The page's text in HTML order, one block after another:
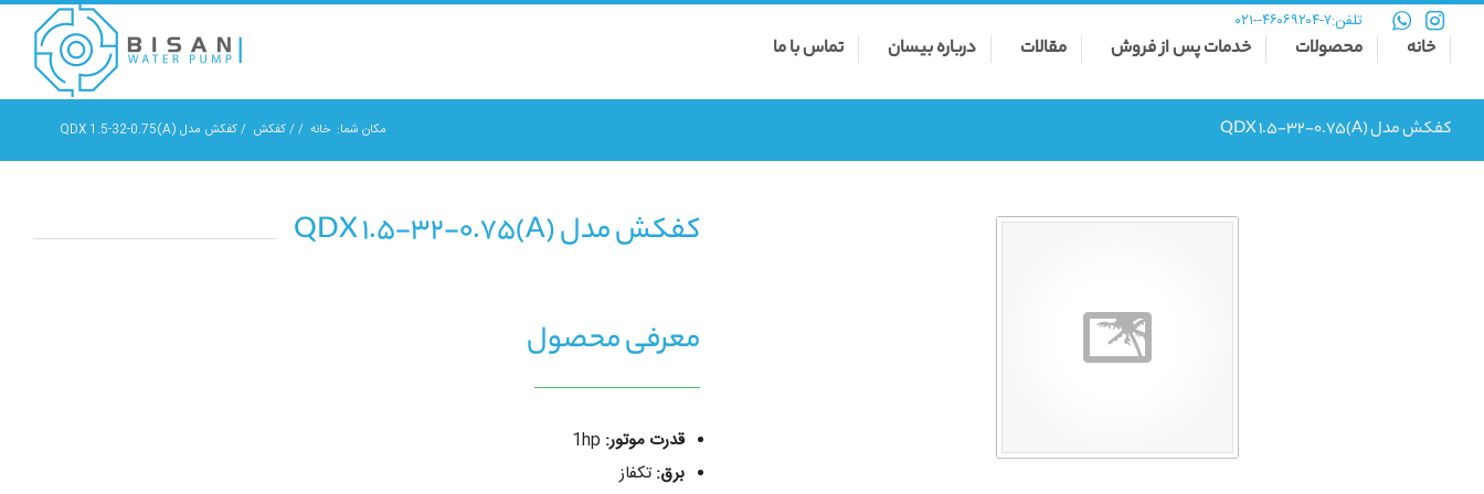
تلفن:۷-۴۶۰۶۹۲۰۴--۰۲۱
خانه محصولات خدمات پس از فروش مقالات درباره بیسان تماس با ما
کفکش مدل QDX 1.5-32-0.75(A) مکان شما: خانه /
/کفکش /کفکش مدل QDX 1.5-32-0.75(A)
کفکش مدل QDX 1.5-32-0.75(A)
معرفی محصول
قدرت موتور:
برق: تکفاز